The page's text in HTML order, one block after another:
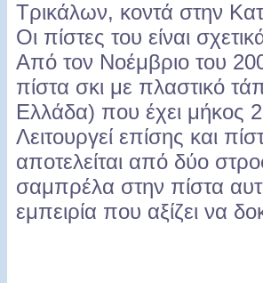
Τρικάλων, κοντά στην
Οι πίστες του είναι
Από τον Νοέμβριο του
πίστα σκι με πλαστικό
Ελλάδα) που έχει μήκος
Λειτουργεί επίσης και
αποτελείται από δύο
σαμπρέλα στην πίστα
εμπειρία που αξίζει να